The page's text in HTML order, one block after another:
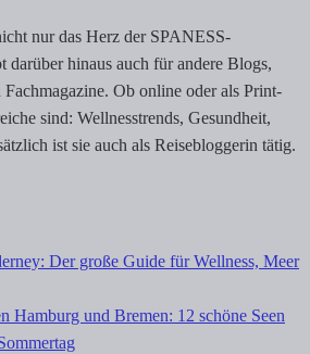
nur das Herz der SPANESS-
darüber hinaus auch für andere Blogs,
Fachmagazine. Ob online oder als Print-
sind: Wellnesstrends, Gesundheit,
ist sie auch als Reisebloggerin tätig.
Der große Guide für Wellness, Meer
Hamburg und Bremen: 12 schöne Seen